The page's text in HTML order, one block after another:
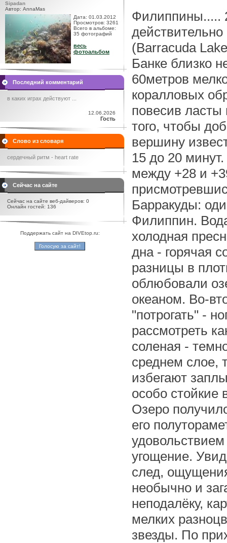
Sipadan
Автор: AnnaMas
Дата: 01.03.2012
Просмотров: 3261
Всего в альбоме:
35 фотографий
весь
фотоальбом
Последний комментарий
в каких играх действуют ...
12.06.2026
Гость
Слово из словаря
сердечный ритм - heart rate
Сейчас на сайте
Сейчас на сайте веб-дайверов: 0
Онлайн гостей: 136
Поддержать сайт на DIVEtop.ru:
Филиппины.....
(Barracuda
Банке близко
60метров
коралловых
повесив
того, чтобы
вершину
15 до 20
между +28 и
Барракуды:
Филиппин.
холодная
дна - горячая
разницы в
облюбовали
океаном. Во-
"потрогать" -
рассмотреть
соленая -
среднем слое,
избегают
особо стойкие
Озеро
его
угощение.
след,
необычно и
неподалёку,
мелких
звезды. По